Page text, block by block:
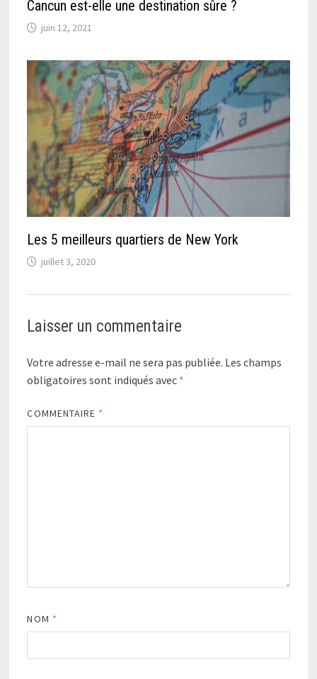
Cancun est-elle une destination sûre ?
juin 12, 2021
Les 5 meilleurs quartiers de New York
juillet 3, 2020
Laisser un commentaire
Votre adresse e-mail ne sera pas publiée. Les champs
obligatoires sont indiqués avec *
COMMENTAIRE *
NOM *